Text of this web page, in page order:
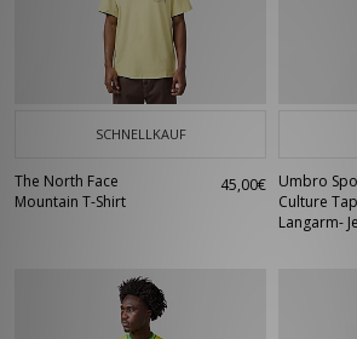
SCHNELLKAUF
The North Face
Mountain T-Shirt
45,00€
Umbro
Culture
Langarm-